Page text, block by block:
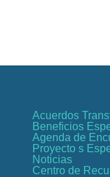
Acuerdos
Beneficios
Agenda de
Proyecto s
Noticias
Centro de